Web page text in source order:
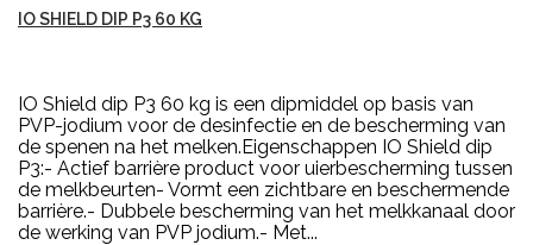
IO SHIELD DIP P3 60 KG
IO Shield dip P3 60 kg is een dipmiddel op basis van
PVP-jodium voor de desinfectie en de bescherming van
de spenen na het melken.Eigenschappen IO Shield dip
P3:- Actief barrière product voor uierbescherming tussen
de melkbeurten- Vormt een zichtbare en beschermende
barrière.- Dubbele bescherming van het melkkanaal door
de werking van PVP jodium.- Met...